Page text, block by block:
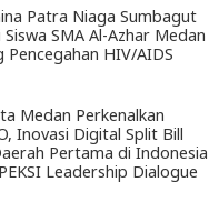
Patra Niaga Sumbagut
Siswa SMA Al-Azhar Medan
Pencegahan HIV/AIDS
Medan Perkenalkan
Inovasi Digital Split Bill
Pertama di Indonesia
Leadership Dialogue